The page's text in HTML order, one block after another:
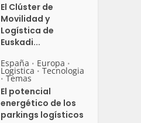
El Clúster de
Movilidad y
Logística de
Euskadi...
España • Europa •
Logistica • Tecnologia
• Temas
El potencial
energético de los
parkings logísticos